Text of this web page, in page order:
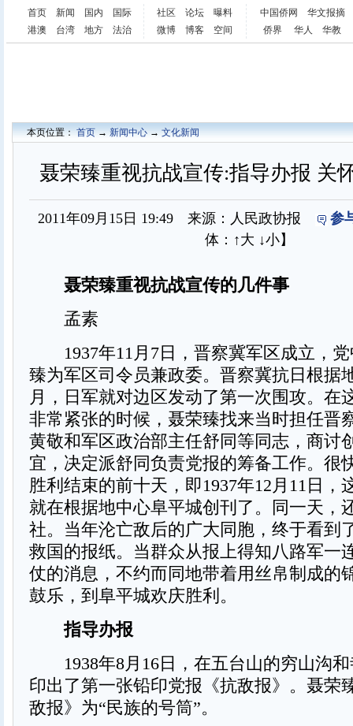
首页 新闻 国内
国际
港澳
台湾 地方 法治
社区 论坛
曝料
微博
博客 空间
中国侨网
华文报摘
侨界
华人 华教
本页位置：首页→新闻中心→文化新闻
聂荣臻重视抗战宣传:指导办报 关
2011年09月15日 19:49 来源：人民政协报
参
体： ↑大 ↓小】
聂荣臻重视抗战宣传的几件事
孟素
1937年11月7日，晋察冀军区成立，党
臻为军区司令员兼政委。晋察冀抗日根据
月，日军就对边区发动了第一次围攻。在
非常紧张的时候，聂荣臻找来当时担任晋
黄敬和军区政治部主任舒同等同志，商讨
宜，决定派舒同负责党报的筹备工作。很
胜利结束的前十天，即1937年12月11日，
就在根据地中心阜平城创刊了。同一天，
社。当年沦亡敌后的广大同胞，终于看到
救国的报纸。当群众从报上得知八路军一
仗的消息，不约而同地带着用丝帛制成的
鼓乐，到阜平城欢庆胜利。
指导办报
1938年8月16日，在五台山的穷山沟和
印出了第一张铅印党报《抗敌报》。聂荣
敌报》为“民族的号筒”。